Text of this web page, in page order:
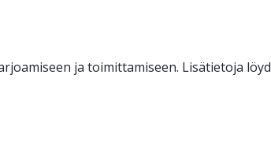
ja toimittamiseen. Lisätietoja